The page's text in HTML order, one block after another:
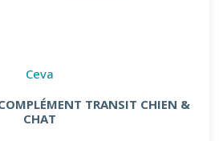
Ceva
TRANSIT CHIEN &
CHAT